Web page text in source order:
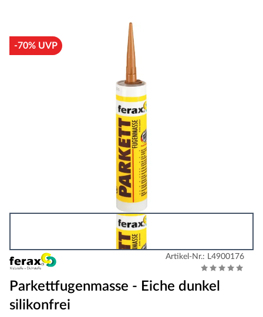
-70% UVP
Artikel-Nr.: L4900176
Parkettfugenmasse - Eiche dunkel
silikonfrei